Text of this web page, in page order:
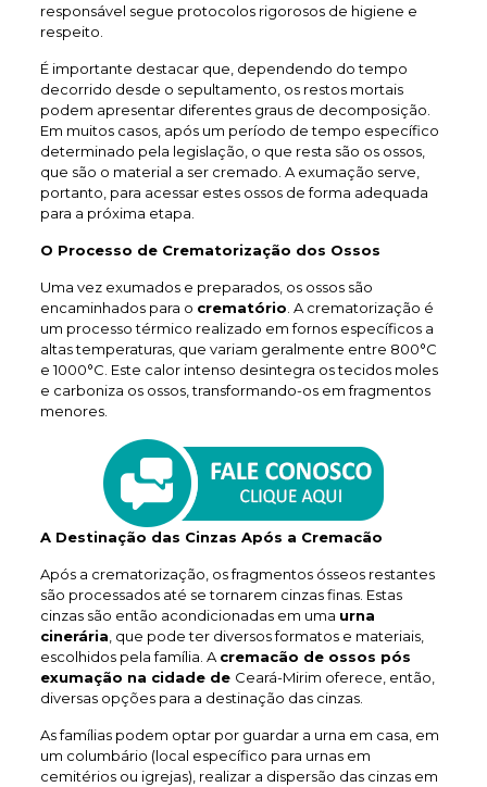
responsável segue protocolos rigorosos de higiene e
respeito.
É importante destacar que, dependendo do tempo
decorrido desde o sepultamento, os restos mortais
podem apresentar diferentes graus de decomposição.
Em muitos casos, após um período de tempo específico
determinado pela legislação, o que resta são os ossos,
que são o material a ser cremado. A exumação serve,
portanto, para acessar estes ossos de forma adequada
para a próxima etapa.
O Processo de Crematorização dos Ossos
Uma vez exumados e preparados, os ossos são
encaminhados para o crematório . A crematorização é
um processo térmico realizado em fornos específicos a
altas temperaturas, que variam geralmente entre 800°C
e 1000°C. Este calor intenso desintegra os tecidos moles
e carboniza os ossos, transformando-os em fragmentos
menores.
A Destinação das Cinzas Após a Cremacão
Após a crematorização, os fragmentos ósseos restantes
são processados até se tornarem cinzas finas. Estas
cinzas são então acondicionadas em uma urna
cinerária , que pode ter diversos formatos e materiais,
escolhidos pela família. A cremacão de ossos pós
exumação na cidade de Ceará-Mirim oferece, então,
diversas opções para a destinação das cinzas.
As famílias podem optar por guardar a urna em casa, em
um columbário (local específico para urnas em
cemitérios ou igrejas), realizar a dispersão das cinzas em